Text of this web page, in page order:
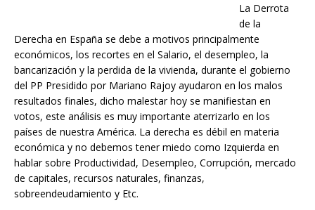
La Derrota
de la
Derecha en España se debe a motivos principalmente
económicos, los recortes en el Salario, el desempleo, la
bancarización y la perdida de la vivienda, durante el gobierno
del PP Presidido por Mariano Rajoy ayudaron en los malos
resultados finales, dicho malestar hoy se manifiestan en
votos, este análisis es muy importante aterrizarlo en los
países de nuestra América. La derecha es débil en materia
económica y no debemos tener miedo como Izquierda en
hablar sobre Productividad, Desempleo, Corrupción, mercado
de capitales, recursos naturales, finanzas,
sobreendeudamiento y Etc.